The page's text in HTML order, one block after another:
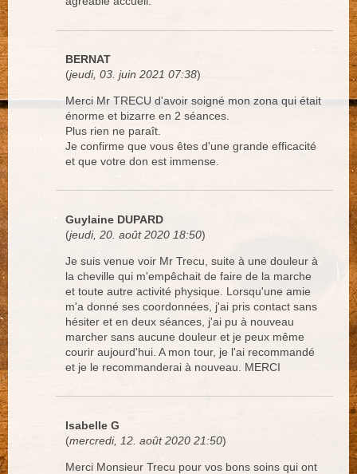
BERNAT
(jeudi, 03. juin 2021 07:38)
Merci Mr TRECU d'avoir soigné mon zona qui était
énorme et bizarre en 2 séances.
Plus rien ne paraît.
Je confirme que vous êtes d'une grande efficacité
et que votre don est immense.
Guylaine DUPARD
(jeudi, 20. août 2020 18:50)
Je suis venue voir Mr Trecu, suite à une douleur à
la cheville qui m'empêchait de faire de la marche
et toute autre activité physique. Lorsqu'une amie
m'a donné ses coordonnées, j'ai pris contact sans
hésiter et en deux séances, j'ai pu à nouveau
marcher sans aucune douleur et je peux même
courir aujourd'hui. A mon tour, je l'ai recommandé
et je le recommanderai à nouveau. MERCI
Isabelle G
(mercredi, 12. août 2020 21:50)
Merci Monsieur Trecu pour vos bons soins qui ont